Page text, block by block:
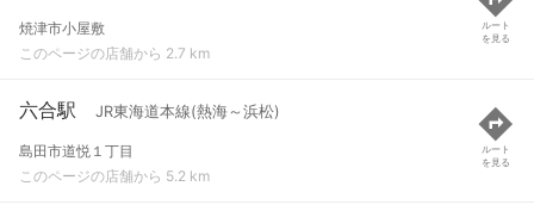
焼津市小屋敷
このページの店舗から 2.7 km
ルート
を見る
六合駅 JR東海道本線(熱海～浜松)
島田市道悦１丁目
このページの店舗から 5.2 km
ルート
を見る